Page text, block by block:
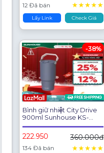
12 Đã bán ★★★★★
Lấy Link Check Giá
Bình giữ nhiệt City Drive
900ml Sunhouse KS-
TU900CP - Inox 304 an
toàn - Giữ nhiệt 6-8h - Đế
silicon chống trượt
222.950 360.000đ
134 Đã bán ★★★★★
-38%